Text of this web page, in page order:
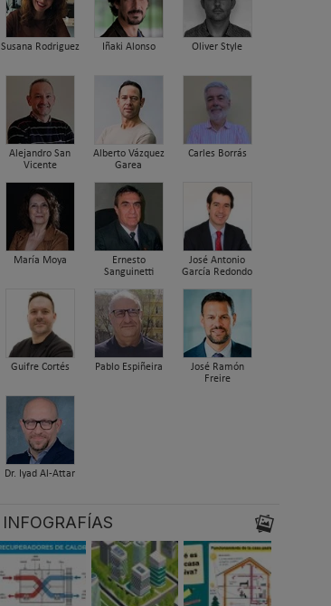
Susana Rodriguez Iñaki Alonso Oliver Style
Alejandro San
Vicente
Alberto Vázquez
Garea
Carles Borrás
María Moya
Ernesto
Sanguinetti
José Antonio
García Redondo
Guifre Cortés Pablo Espiñeira
José Ramón
Freire
Dr. Iyad Al-Attar
INFOGRAFÍAS